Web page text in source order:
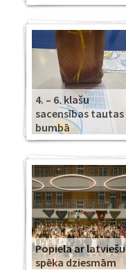
4. – 6. klašu
sacensības tautas
bumbā
Popiela ar latviešu
spēka dziesmām